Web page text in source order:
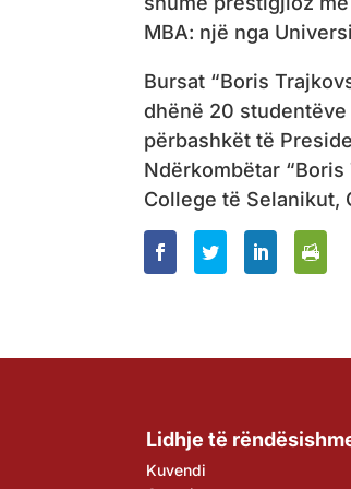
MBA: një nga
Bursat “Boris
dhënë 20
përbashkët të
Ndërkombëtar
College të Selanikut,
Lidhje të
Kuvendi